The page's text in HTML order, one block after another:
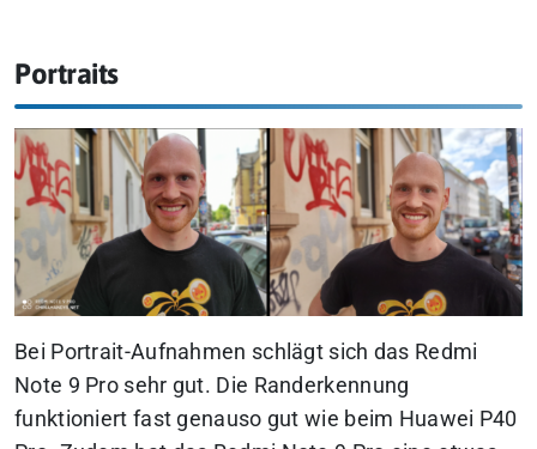
Portraits
Bei Portrait-Aufnahmen schlägt sich das Redmi
Note 9 Pro sehr gut. Die Randerkennung
funktioniert fast genauso gut wie beim Huawei P40